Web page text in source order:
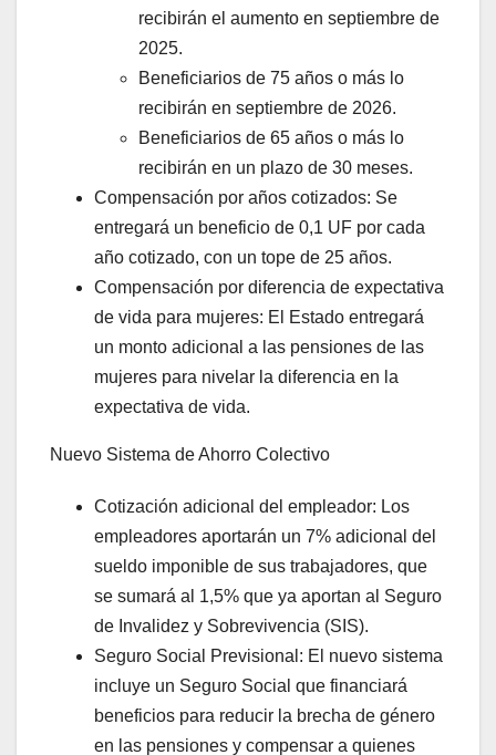
recibirán el aumento en septiembre de
2025.
Beneficiarios de 75 años o más lo
recibirán en septiembre de 2026.
Beneficiarios de 65 años o más lo
recibirán en un plazo de 30 meses.
Compensación por años cotizados: Se
entregará un beneficio de 0,1 UF por cada
año cotizado, con un tope de 25 años.
Compensación por diferencia de expectativa
de vida para mujeres: El Estado entregará
un monto adicional a las pensiones de las
mujeres para nivelar la diferencia en la
expectativa de vida.
Nuevo Sistema de Ahorro Colectivo
Cotización adicional del empleador: Los
empleadores aportarán un 7% adicional del
sueldo imponible de sus trabajadores, que
se sumará al 1,5% que ya aportan al Seguro
de Invalidez y Sobrevivencia (SIS).
Seguro Social Previsional: El nuevo sistema
incluye un Seguro Social que financiará
beneficios para reducir la brecha de género
en las pensiones y compensar a quienes